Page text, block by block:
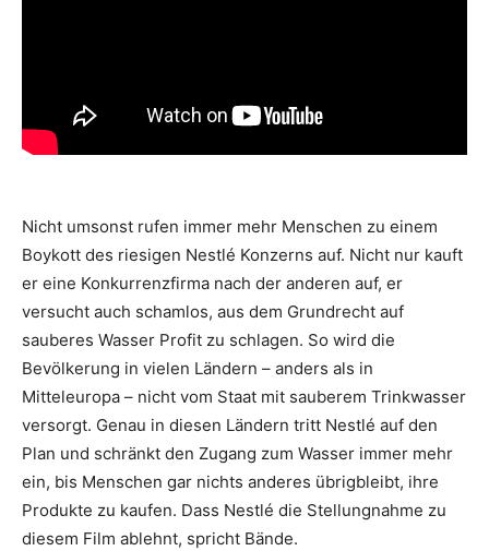
Nicht umsonst rufen immer mehr Menschen zu einem
Boykott des riesigen Nestlé Konzerns auf. Nicht nur kauft
er eine Konkurrenzfirma nach der anderen auf, er
versucht auch schamlos, aus dem Grundrecht auf
sauberes Wasser Profit zu schlagen. So wird die
Bevölkerung in vielen Ländern – anders als in
Mitteleuropa – nicht vom Staat mit sauberem Trinkwasser
versorgt. Genau in diesen Ländern tritt Nestlé auf den
Plan und schränkt den Zugang zum Wasser immer mehr
ein, bis Menschen gar nichts anderes übrigbleibt, ihre
Produkte zu kaufen. Dass Nestlé die Stellungnahme zu
diesem Film ablehnt, spricht Bände.